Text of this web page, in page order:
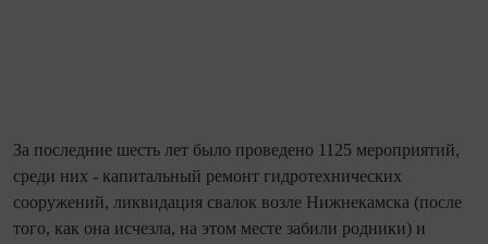
За последние шесть лет было проведено 1125 мероприятий,
среди них - капитальный ремонт гидротехнических
сооружений, ликвидация свалок возле Нижнекамска (после
того, как она исчезла, на этом месте забили родники) и